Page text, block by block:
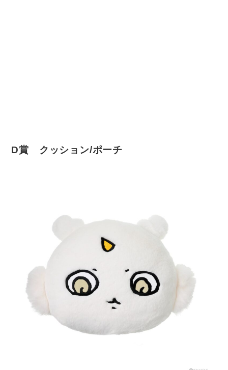
D賞 クッション/ポーチ